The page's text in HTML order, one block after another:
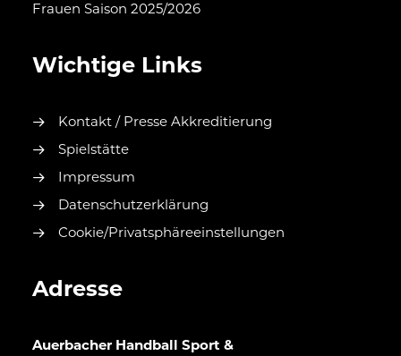
Frauen Saison 2025/2026
Wichtige Links
Kontakt / Presse Akkreditierung
Spielstätte
Impressum
Datenschutzerklärung
Cookie/Privatsphäreeinstellungen
Adresse
Auerbacher Handball Sport &